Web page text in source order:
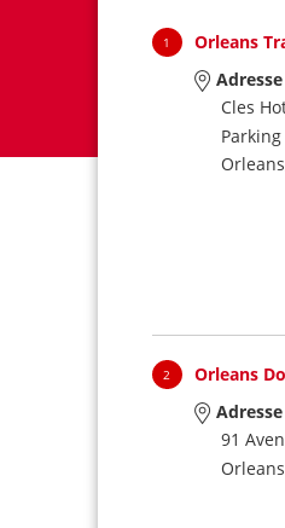
1 Orleans
Adresse
Cles
2 Orleans
Adresse
91